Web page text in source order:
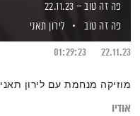
פה זה טוב – 22.11.23
פה זה טוב
לירון תאני
22.11.23
01:29:23
מוזיקה מנחמת עם לירון תאני
אודיו